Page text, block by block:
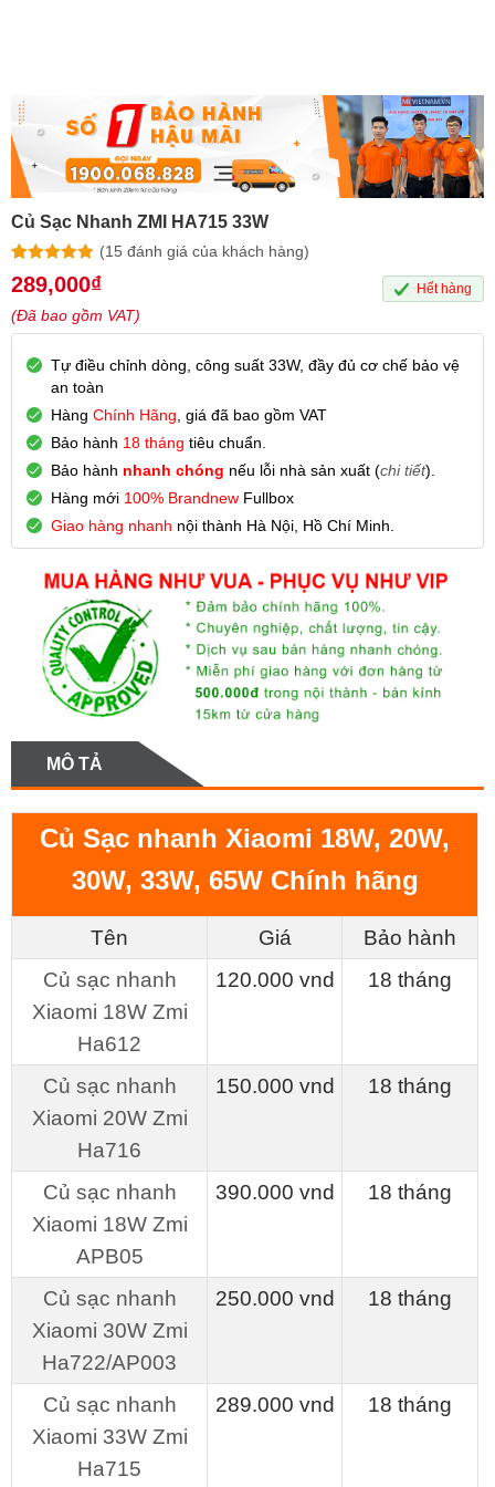
Củ Sạc Nhanh ZMI HA715 33W
4.87trên 5
dựa trên
15
(15 đánh giá của khách hàng)
289,000₫
(Đã bao gồm VAT)
Hết hàng
Tự điều chỉnh dòng, công suất 33W, đầy đủ cơ chế bảo vệ
an toàn
Hàng Chính Hãng , giá đã bao gồm VAT
Bảo hành 18 tháng tiêu chuẩn.
Bảo hành nhanh chóng nếu lỗi nhà sản xuất (chi tiết).
Hàng mới 100% Brandnew Fullbox
Giao hàng nhanh nội thành Hà Nội, Hồ Chí Minh.
MÔ TẢ
Củ Sạc nhanh Xiaomi 18W, 20W,
30W, 33W, 65W Chính hãng
Tên Giá
Bảo hành
Củ sạc nhanh
Xiaomi 18W Zmi
Ha612
120.000 vnd 18 tháng
Củ sạc nhanh
Xiaomi 20W Zmi
Ha716
150.000 vnd 18 tháng
Củ sạc nhanh
Xiaomi 18W Zmi
APB05
390.000 vnd 18 tháng
Củ sạc nhanh
Xiaomi 30W Zmi
Ha722/AP003
250.000 vnd 18 tháng
Củ sạc nhanh
Xiaomi 33W Zmi
Ha715
289.000 vnd 18 tháng